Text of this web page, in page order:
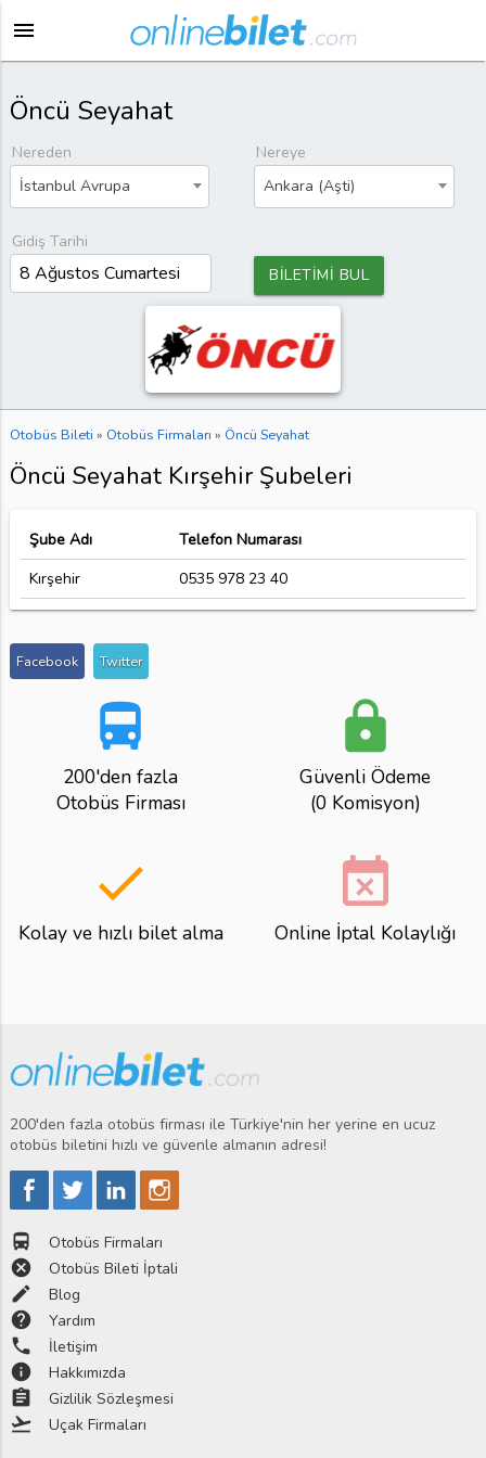
menu
Öncü Seyahat
Nereden
İstanbul Avrupa
Nereye
Ankara (Aşti)
Gidiş Tarihi
BİLETİMİ BUL
Otobüs Bileti » Otobüs Firmaları » Öncü Seyahat
Öncü Seyahat Kırşehir Şubeleri
Şube Adı
Telefon Numarası
Kırşehir
0535 978 23 40
Facebook Twitter
directions_bus
200'den fazla
Otobüs Firması
lock
Güvenli Ödeme
(0 Komisyon)
done
Kolay ve hızlı bilet alma
event_busy
Online İptal Kolaylığı
200'den fazla otobüs firması ile Türkiye'nin her yerine en ucuz
otobüs biletini hızlı ve güvenle almanın adresi!
directions_bus Otobüs Firmaları
cancel Otobüs Bileti İptali
edit Blog
help Yardım
phone İletişim
info Hakkımızda
assignment Gizlilik Sözleşmesi
flight_takeoff Uçak Firmaları